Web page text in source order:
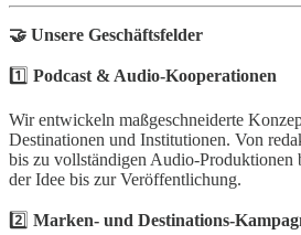
🤝 Unsere Geschäftsfelder
1️⃣ Podcast & Audio-Kooperationen
Wir entwickeln maßgeschneiderte
Destinationen und Institutionen. Von
bis zu vollständigen Audio-Produktionen
der Idee bis zur Veröffentlichung.
2️⃣ Marken- und Destinations-